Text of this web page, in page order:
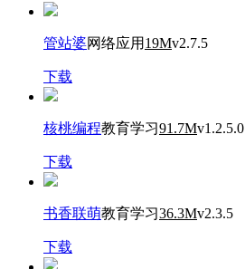
管站婆网络应用 19Mv2.7.5
下载
核桃编程教育学习91.7Mv1.2.5.0
下载
书香联萌教育学习36.3Mv2.3.5
下载